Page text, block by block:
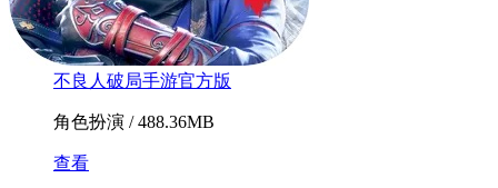
不良人破局手游官方版
角色扮演 / 488.36MB
查看